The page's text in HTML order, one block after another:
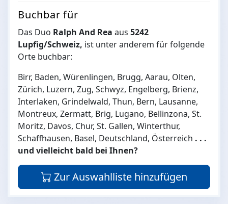
Buchbar für
Das Duo Ralph And Rea aus 5242
Lupfig/Schweiz, ist unter anderem für folgende
Orte buchbar:
Birr, Baden, Würenlingen, Brugg, Aarau, Olten,
Zürich, Luzern, Zug, Schwyz, Engelberg, Brienz,
Interlaken, Grindelwald, Thun, Bern, Lausanne,
Montreux, Zermatt, Brig, Lugano, Bellinzona, St.
Moritz, Davos, Chur, St. Gallen, Winterthur,
Schaffhausen, Basel, Deutschland, Österreich . . .
und vielleicht bald bei Ihnen?
Zur Auswahlliste hinzufügen